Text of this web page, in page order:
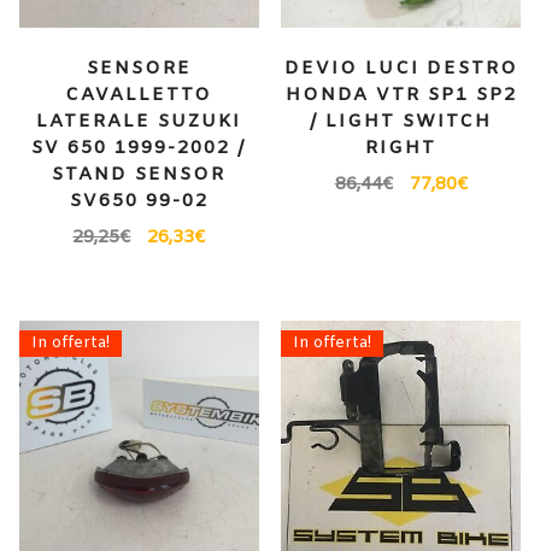
SENSORE
CAVALLETTO
LATERALE SUZUKI
SV 650 1999-2002 /
STAND SENSOR
SV650 99-02
29,25€ 26,33€
DEVIO LUCI DESTRO
HONDA VTR SP1 SP2
/ LIGHT SWITCH
RIGHT
86,44€ 77,80€
In offerta! In offerta!